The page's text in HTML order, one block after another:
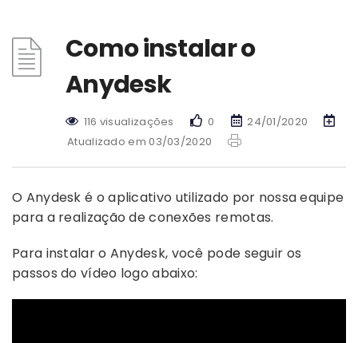
Como instalar o
Anydesk
116 visualizações 0
24/01/2020
Atualizado em 03/03/2020
O Anydesk é o aplicativo utilizado por nossa equipe
para a realização de conexões remotas.
Para instalar o Anydesk, você pode seguir os
passos do vídeo logo abaixo: